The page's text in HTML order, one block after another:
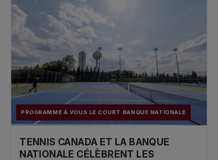
PROGRAMME À VOUS LE COURT BANQUE NATIONALE
TENNIS CANADA ET LA BANQUE
NATIONALE CÉLÈBRENT LES